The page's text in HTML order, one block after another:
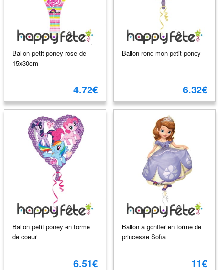
Ballon petit poney rose de
15x30cm
4.72€
Ballon rond mon petit poney
6.32€
Ballon petit poney en forme
de coeur
6.51€
Ballon à gonfler en forme de
princesse Sofia
11€